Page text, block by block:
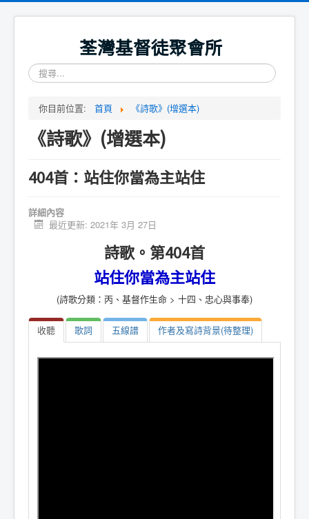
荃灣基督徒聚會所
搜
尋...
你目前位置:
首頁 《詩歌》(增選本)
《詩歌》(增選本)
404首：站住你當為主站住
詳細內容
最近更新: 2021年 3月 27日
詩歌。第404首
站住你當為主站住
(詩歌分類：丙、基督作生命 > 十四、忠心與事奉)
收聽 歌詞 五線譜 作者及寫詩背景(待整理)